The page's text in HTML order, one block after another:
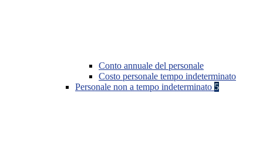
Conto annuale del personale
Costo personale tempo indeterminato
Personale non a tempo indeterminato 5